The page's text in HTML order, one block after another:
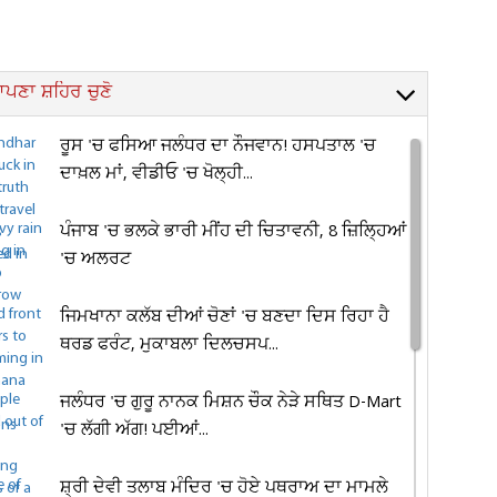
ਸ਼ਹਿਰ ਚੁਣੋ
ਰੂਸ 'ਚ ਫਸਿਆ ਜਲੰਧਰ ਦਾ ਨੌਜਵਾਨ! ਹਸਪਤਾਲ 'ਚ
ਦਾਖ਼ਲ ਮਾਂ, ਵੀਡੀਓ 'ਚ ਖੋਲ੍ਹੀ...
ਪੰਜਾਬ 'ਚ ਭਲਕੇ ਭਾਰੀ ਮੀਂਹ ਦੀ ਚਿਤਾਵਨੀ, 8 ਜ਼ਿਲ੍ਹਿਆਂ
'ਚ ਅਲਰਟ
ਜਿਮਖਾਨਾ ਕਲੱਬ ਦੀਆਂ ਚੋਣਾਂ 'ਚ ਬਣਦਾ ਦਿਸ ਰਿਹਾ ਹੈ
ਥਰਡ ਫਰੰਟ, ਮੁਕਾਬਲਾ ਦਿਲਚਸਪ...
ਜਲੰਧਰ 'ਚ ਗੁਰੂ ਨਾਨਕ ਮਿਸ਼ਨ ਚੌਕ ਨੇੜੇ ਸਥਿਤ D-Mart
'ਚ ਲੱਗੀ ਅੱਗ! ਪਈਆਂ...
ਸ਼੍ਰੀ ਦੇਵੀ ਤਲਾਬ ਮੰਦਿਰ 'ਚ ਹੋਏ ਪਥਰਾਅ ਦਾ ਮਾਮਲੇ